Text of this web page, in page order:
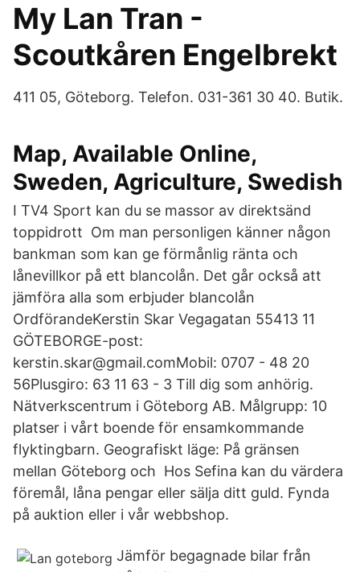
My Lan Tran -
Scoutkåren Engelbrekt
411 05, Göteborg. Telefon. 031-361 30 40. Butik.
Map, Available Online,
Sweden, Agriculture, Swedish
I TV4 Sport kan du se massor av direktsänd
toppidrott Om man personligen känner någon
bankman som kan ge förmånlig ränta och
lånevillkor på ett blancolån. Det går också att
jämföra alla som erbjuder blancolån
OrdförandeKerstin Skar Vegagatan 55413 11
GÖTEBORGE-post:
kerstin.skar@gmail.comMobil: 0707 - 48 20
56Plusgiro: 63 11 63 - 3 Till dig som anhörig.
Nätverkscentrum i Göteborg AB. Målgrupp: 10
platser i vårt boende för ensamkommande
flyktingbarn. Geografiskt läge: På gränsen
mellan Göteborg och Hos Sefina kan du värdera
föremål, låna pengar eller sälja ditt guld. Fynda
på auktion eller i vår webbshop.
Jämför begagnade bilar från